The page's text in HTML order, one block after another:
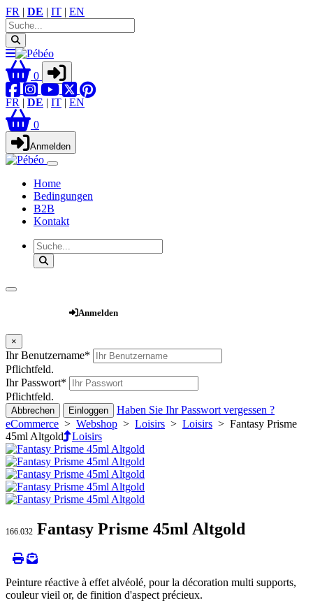
FR | DE | IT | EN
0
FR | DE | IT | EN
0
Anmelden
Home
Bedingungen
B2B
Kontakt
Anmelden
×
Ihr Benutzername*
Pflichtfeld.
Ihr Passwort*
Pflichtfeld.
Abbrechen Einloggen
Haben Sie Ihr Passwort vergessen ?
eCommerce > Webshop > Loisirs > Loisirs > Fantasy Prisme
45ml Altgold
Loisirs
166.032 Fantasy Prisme 45ml Altgold
Peinture réactive à effet alvéolé, pour la décoration multi supports,
couleur vieil or, de finition d'aspect précieux.